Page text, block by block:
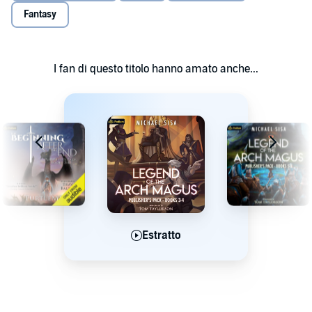
Fantasy
I fan di questo titolo hanno amato anche...
Estratto